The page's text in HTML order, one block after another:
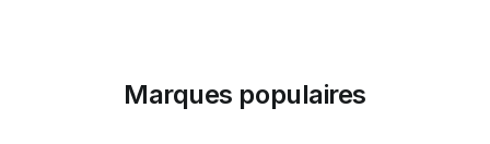
Marques populaires